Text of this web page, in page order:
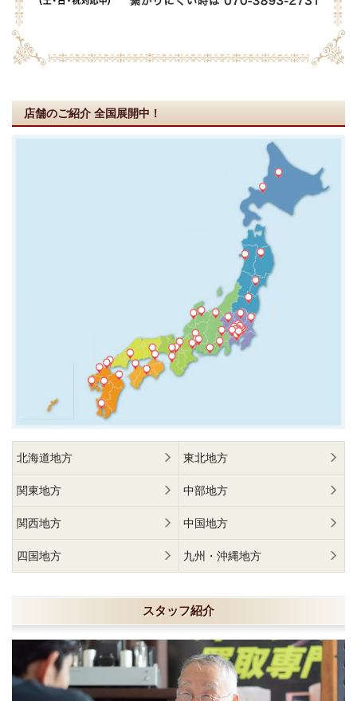
店舗のご紹介 全国展開中！
北海道地方 東北地方
関東地方 中部地方
関西地方 中国地方
四国地方 九州・沖縄地方
スタッフ紹介